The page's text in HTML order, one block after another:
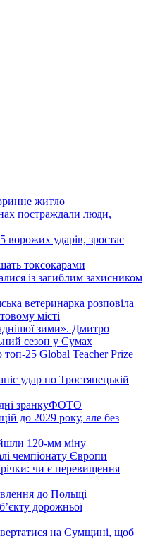
житло
постраждали люди,
ударів, зростає
токсокарами
із загиблим захисником
ветеринарка розповіла
місті
зими». Дмитро
сезон у Сумах
топ-25 Global Teacher Prize
удар по Тростянецькій
зранкуФОТО
до 2029 року, але без
120-мм міну
чемпіонату Європи
чи є перевищення
до Польщі
дорожньої
на Сумщині, щоб